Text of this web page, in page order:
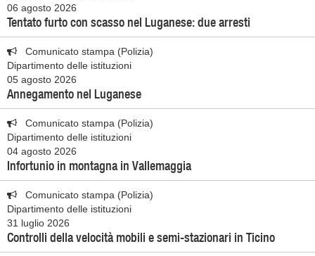
06 agosto 2026
Tentato furto con scasso nel Luganese: due arresti
Comunicato stampa (Polizia)
Dipartimento delle istituzioni
05 agosto 2026
Annegamento nel Luganese
Comunicato stampa (Polizia)
Dipartimento delle istituzioni
04 agosto 2026
Infortunio in montagna in Vallemaggia
Comunicato stampa (Polizia)
Dipartimento delle istituzioni
31 luglio 2026
Controlli della velocità mobili e semi-stazionari in Ticino